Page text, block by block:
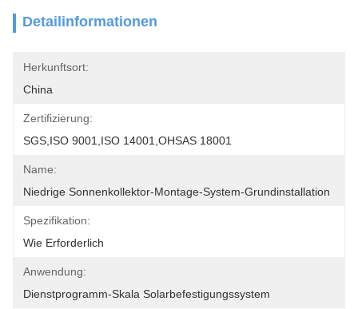
Detailinformationen
Herkunftsort:
China
Zertifizierung:
SGS,ISO 9001,ISO 14001,OHSAS 18001
Name:
Niedrige Sonnenkollektor-Montage-System-Grundinstallation
Spezifikation:
Wie Erforderlich
Anwendung:
Dienstprogramm-Skala Solarbefestigungssystem